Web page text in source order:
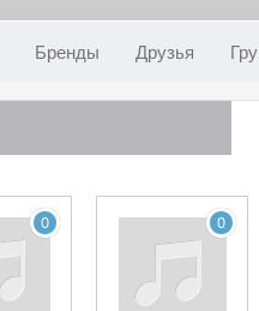
Бренды Друзья
0 0